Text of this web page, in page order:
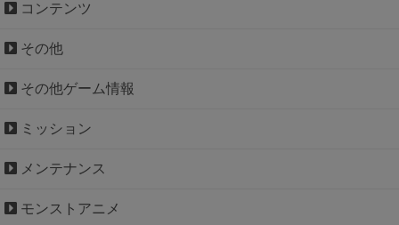
コンテンツ
その他
その他ゲーム情報
ミッション
メンテナンス
モンストアニメ